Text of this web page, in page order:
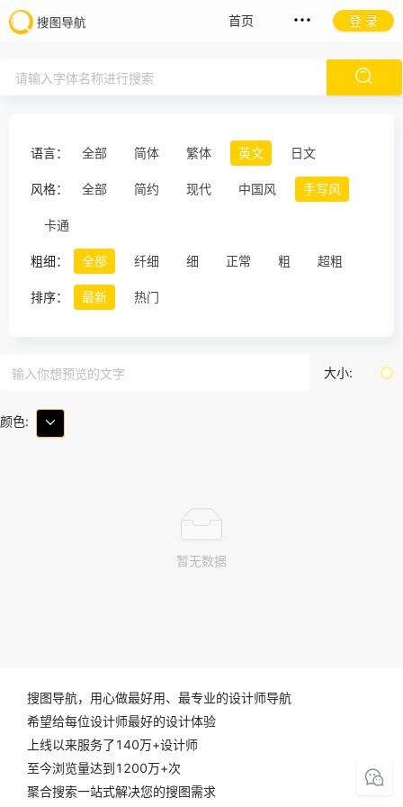
首页 登 录
语言： 全部 简体 繁体 英文 日文
风格： 全部 简约 现代 中国风 手写风
卡通
粗细： 全部 纤细 细 正常 粗 超粗
排序： 最新 热门
大小:
颜色:
暂无数据
搜图导航，用心做最好用、最专业的设计师导航
希望给每位设计师最好的设计体验
上线以来服务了140万+设计师
至今浏览量达到1200万+次
聚合搜索一站式解决您的搜图需求